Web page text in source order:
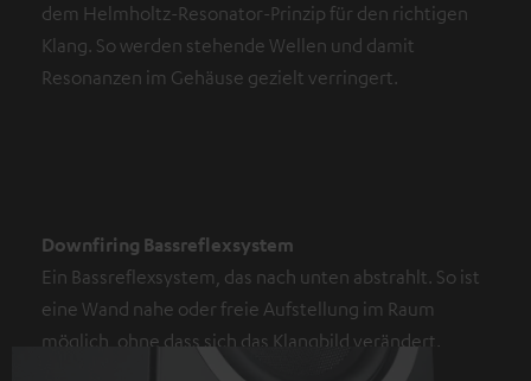
dem Helmholtz-Resonator-Prinzip für den richtigen
Klang. So werden stehende Wellen und damit
Resonanzen im Gehäuse gezielt verringert.
Downfiring Bassreflexsystem
Ein Bassreflexsystem, das nach unten abstrahlt. So ist
eine Wand nahe oder freie Aufstellung im Raum
möglich, ohne dass sich das Klangbild verändert.